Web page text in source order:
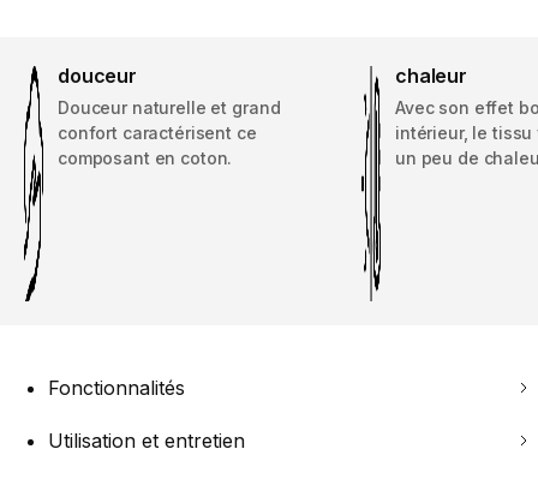
douceur
Douceur naturelle et grand
confort caractérisent ce
composant en coton.
chaleur
Avec son effet
intérieur, le
un peu de
Fonctionnalités
Utilisation et entretien